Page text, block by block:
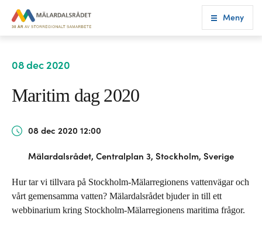
Meny
08 dec 2020
Maritim dag 2020
08 dec 2020 12:00
Mälardalsrådet, Centralplan 3, Stockholm, Sverige
Hur tar vi tillvara på Stockholm-Mälarregionens vattenvägar och
vårt gemensamma vatten? Mälardalsrådet bjuder in till ett
webbinarium kring Stockholm-Mälarregionens maritima frågor.